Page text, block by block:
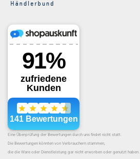
Eine Überprüfung der Bewertungen durch uns findet nicht statt.
Die Bewertungen könnten von Verbrauchern stammen,
die die Ware oder Dienstleistung gar nicht erworben oder genutzt haben.